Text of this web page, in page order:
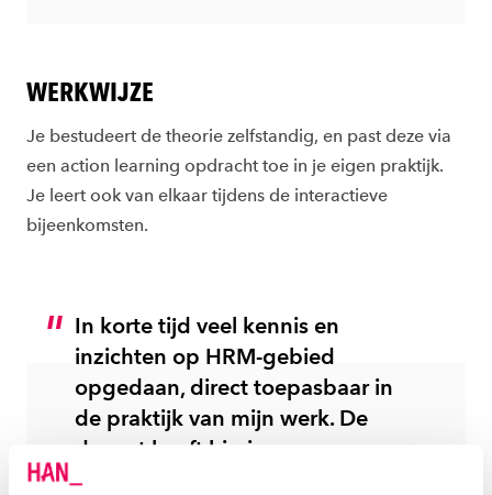
WERKWIJZE
Je bestudeert de theorie zelfstandig, en past deze via
een action learning opdracht toe in je eigen praktijk.
Je leert ook van elkaar tijdens de interactieve
bijeenkomsten.
In korte tijd veel kennis en
inzichten op HRM-gebied
opgedaan, direct toepasbaar in
de praktijk van mijn werk. De
docent heeft hierin een
belangrijke rol gespeeld. Ik heb